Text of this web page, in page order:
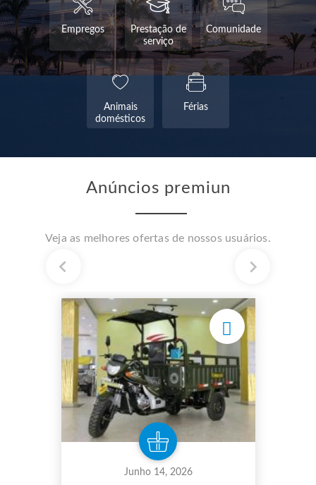
Empregos
Prestação de
serviço
Comunidade
Animais
domésticos
Férias
Anúncios premiun
Veja as melhores ofertas de nossos usuários.
Junho 14, 2026